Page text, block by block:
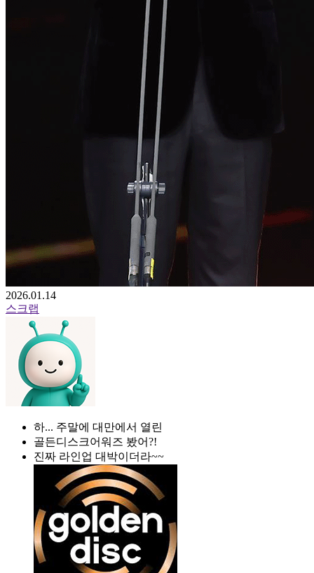
2026.01.14
스크랩
하... 주말에 대만에서 열린
골든디스크어워즈 봤어?!
진짜 라인업 대박이더라~~